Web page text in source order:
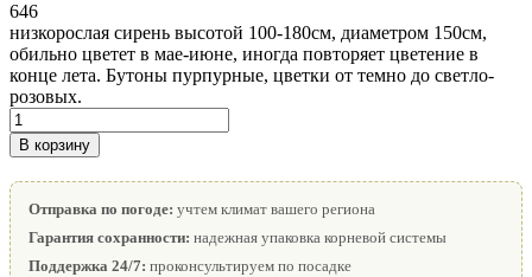
646
низкорослая сирень высотой 100-180см, диаметром 150см,
обильно цветет в мае-июне, иногда повторяет цветение в
конце лета. Бутоны пурпурные, цветки от темно до светло-
розовых.
В корзину
Отправка по погоде: учтем климат вашего региона
Гарантия сохранности: надежная упаковка корневой системы
Поддержка 24/7: проконсультируем по посадке